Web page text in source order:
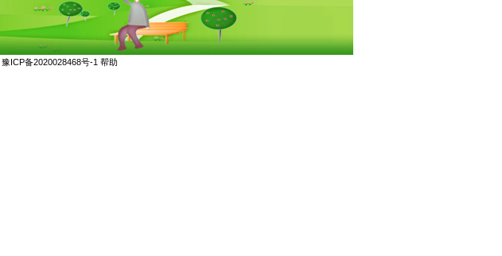
豫ICP备2020028468号-1 帮助